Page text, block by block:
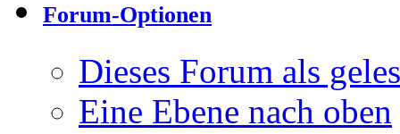
Forum-Optionen
Dieses Forum als
Eine Ebene nach oben